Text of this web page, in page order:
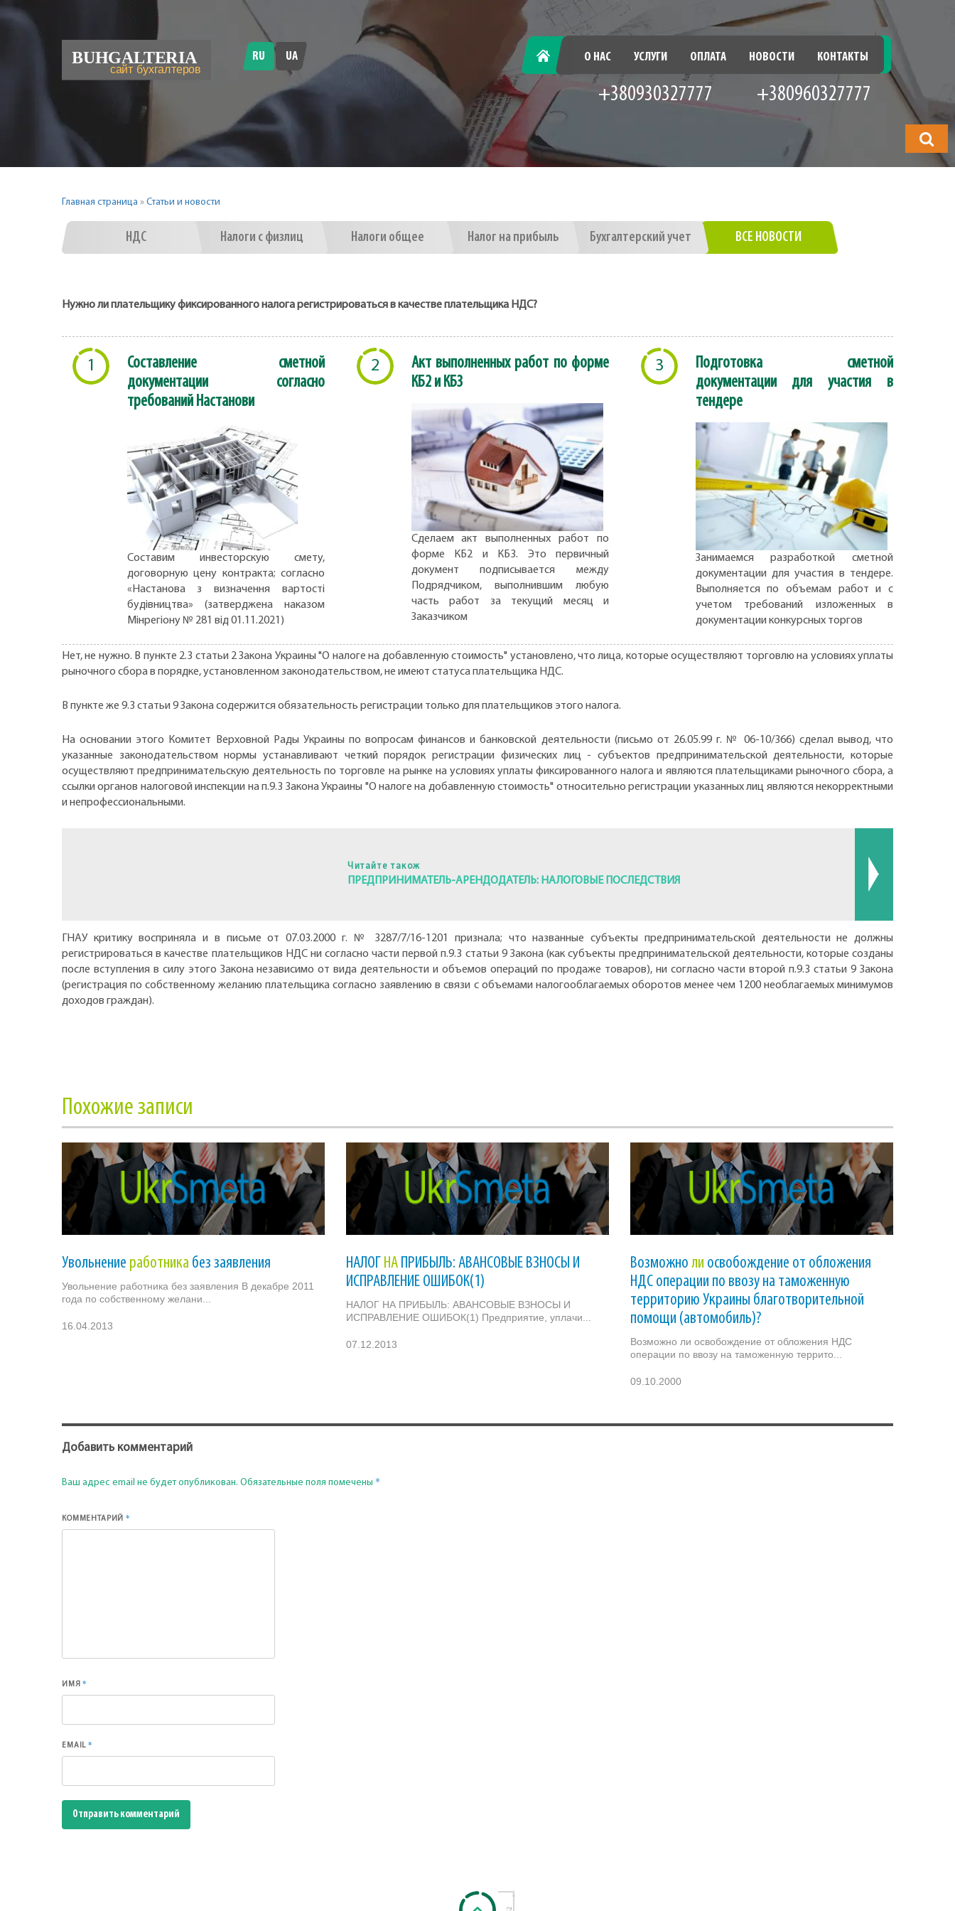
будете
RU UA ГЛАВНАЯ О НАС УСЛУГИ ОПЛАТА НОВОСТИ КОНТАКТЫ
+380930327777 +380960327777
Главная страница » Статьи и новости
НДС Налоги с физлиц Налоги общее Налог на прибыль Бухгалтерский учет ВСЕ НОВОСТИ
Нужно ли плательщику фиксированного налога регистрироваться в качестве плательщика НДС?
1
Составление сметной
документации согласно
требований Настанови
Составим инвесторскую смету,
договорную цену контракта; согласно
«Настанова з визначення вартості
будівництва» (затверджена наказом
Мінрегіону № 281 від 01.11.2021)
2
Акт выполненных работ по форме
КБ2 и КБ3
Сделаем акт выполненных работ по
форме КБ2 и КБ3. Это первичный
документ подписывается между
Подрядчиком, выполнившим любую
часть работ за текущий месяц и
Заказчиком
3
Подготовка сметной
документации для участия в
тендере
Занимаемся разработкой сметной
документации для участия в тендере.
Выполняется по объемам работ и с
учетом требований изложенных в
документации конкурсных торгов
Нет, не нужно. В пункте 2.3 статьи 2 Закона Украины "О налоге на добавленную стоимость" установлено, что лица, которые осуществляют торговлю на условиях уплаты
рыночного сбора в порядке, установленном законодательством, не имеют статуса плательщика НДС.
В пункте же 9.3 статьи 9 Закона содержится обязательность регистрации только для плательщиков этого налога.
На основании этого Комитет Верховной Рады Украины по вопросам финансов и банковской деятельности (письмо от 26.05.99 г. № 06-10/366) сделал вывод, что
указанные законодательством нормы устанавливают четкий порядок регистрации физических лиц - субъектов предпринимательской деятельности, которые
осуществляют предпринимательскую деятельность по торговле на рынке на условиях уплаты фиксированного налога и являются плательщиками рыночного сбора, а
ссылки органов налоговой инспекции на п.9.3 Закона Украины "О налоге на добавленную стоимость" относительно регистрации указанных лиц являются некорректными
и непрофессиональными.
Читайте також
ПРЕДПРИНИМАТЕЛЬ-АРЕНДОДАТЕЛЬ: НАЛОГОВЫЕ ПОСЛЕДСТВИЯ
ГНАУ критику восприняла и в письме от 07.03.2000 г. № 3287/7/16-1201 признала; что названные субъекты предпринимательской деятельности не должны
регистрироваться в качестве плательщиков НДС ни согласно части первой п.9.3 статьи 9 Закона (как субъекты предпринимательской деятельности, которые созданы
после вступления в силу этого Закона независимо от вида деятельности и объемов операций по продаже товаров), ни согласно части второй п.9.3 статьи 9 Закона
(регистрация по собственному желанию плательщика согласно заявлению в связи с объемами налогооблагаемых оборотов менее чем 1200 необлагаемых минимумов
доходов граждан).
Похожие записи
Увольнение работника без заявления
Увольнение работника без заявления В декабре 2011
года по собственному желани...
16.04.2013
НАЛОГ НА ПРИБЫЛЬ: АВАНСОВЫЕ ВЗНОСЫ И
ИСПРАВЛЕНИЕ ОШИБОК(1)
НАЛОГ НА ПРИБЫЛЬ: АВАНСОВЫЕ ВЗНОСЫ И
ИСПРАВЛЕНИЕ ОШИБОК(1) Предприятие, уплачи...
07.12.2013
Возможно ли освобождение от обложения
НДС операции по ввозу на таможенную
территорию Украины благотворительной
помощи (автомобиль)?
Возможно ли освобождение от обложения НДС
операции по ввозу на таможенную террито...
09.10.2000
Добавить комментарий
Ваш адрес email не будет опубликован. Обязательные поля помечены *
КОММЕНТАРИЙ*
ИМЯ*
EMAIL*